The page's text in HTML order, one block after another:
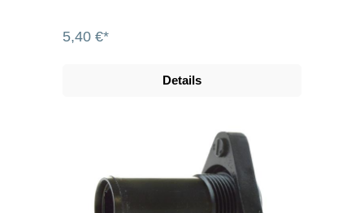
5,40 €*
Details